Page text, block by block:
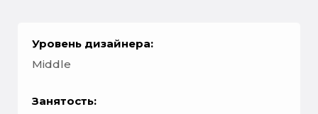
Уровень дизайнера:
Middle
Занятость: